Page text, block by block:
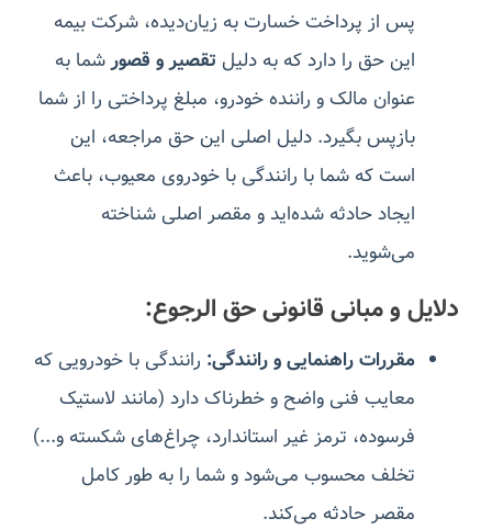
پس از پرداخت خسارت به زیان‌دیده، شرکت بیمه
این حق را دارد که به دلیل تقصیر و قصورشما به
عنوان مالک و راننده خودرو، مبلغ پرداختی را از شما
بازپس بگیرد. دلیل اصلی این حق مراجعه، این
است که شما با رانندگی با خودروی معیوب، باعث
ایجاد حادثه شده‌اید و مقصر اصلی شناخته
می‌شوید.
دلایل و مبانی قانونی حق الرجوع:
مقررات راهنمایی و رانندگی: رانندگی با خودرویی که
معایب فنی واضح و خطرناک دارد (مانند لاستیک
فرسوده، ترمز غیر استاندارد، چراغ‌های شکسته و...)
تخلف محسوب می‌شود و شما را به طور کامل
مقصر حادثه می‌کند.